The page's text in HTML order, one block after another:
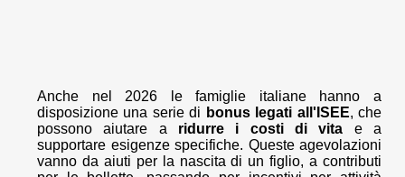
Anche nel 2026 le famiglie italiane hanno a
disposizione una serie di bonus legati all'ISEE, che
possono aiutare a ridurre i costi di vita e a
supportare esigenze specifiche. Queste agevolazioni
vanno da aiuti per la nascita di un figlio, a contributi